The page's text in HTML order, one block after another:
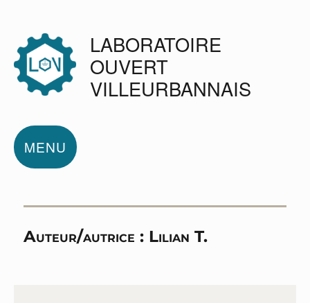
LABORATOIRE
OUVERT
VILLEURBANNAIS
MENU
Auteur/autrice : Lilian T.